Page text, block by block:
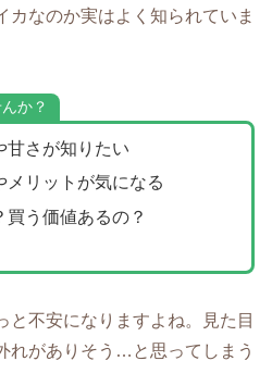
カなのか実はよく知られていま
か？
甘さが知りたい
メリットが気になる
う価値あるの？
と不安になりますよね。見た目
れがありそう…と思ってしまう